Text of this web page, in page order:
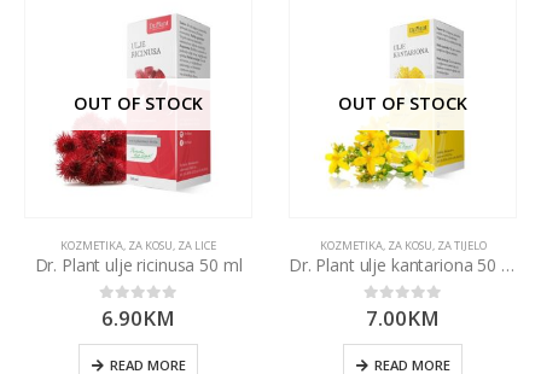
OUT OF STOCK
KOZMETIKA, ZA KOSU, ZA LICE
Dr. Plant ulje ricinusa 50 ml
0out of 5
6.90KM
READ MORE
OUT OF STOCK
KOZMETIKA, ZA KOSU, ZA TIJELO
Dr. Plant ulje kantariona 50 ml
0out of 5
7.00KM
READ MORE